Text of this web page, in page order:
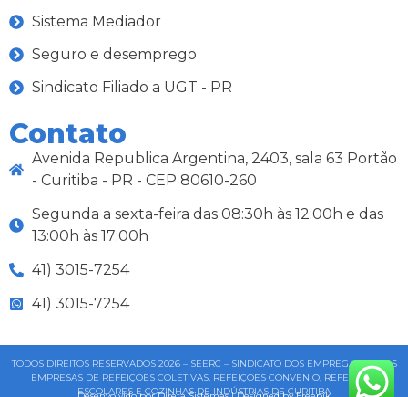
Sistema Mediador
Seguro e desemprego
Sindicato Filiado a UGT - PR
Contato
Avenida Republica Argentina, 2403, sala 63 Portão
- Curitiba - PR - CEP 80610-260
Segunda a sexta-feira das 08:30h às 12:00h e das
13:00h às 17:00h
41) 3015-7254
41) 3015-7254
TODOS DIREITOS RESERVADOS 2026 – SEERC – SINDICATO DOS EMPREGADOS NAS
EMPRESAS DE REFEIÇOES COLETIVAS, REFEIÇOES CONVENIO, REFEIÇOES
ESCOLARES E COZINHAS DE INDÚSTRIAS DE CURITIBA